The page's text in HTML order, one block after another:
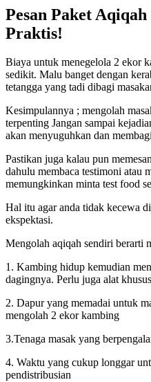
Pesan Paket
Praktis!
Biaya untuk menegelola 2 ekor
sedikit. Malu banget dengan
tetangga yang tadi dibagi
Kesimpulannya ; mengolah
terpenting Jangan sampai
akan menyuguhkan dan
Pastikan juga kalau pun
dahulu membaca testimoni atau
memungkinkan minta test food
Hal itu agar anda tidak kecewa
ekspektasi.
Mengolah aqiqah sendiri berarti
1. Kambing hidup kemudian
dagingnya. Perlu juga alat
2. Dapur yang memadai untuk
mengolah 2 ekor kambing
3.Tenaga masak yang
4. Waktu yang cukup longgar
pendistribusian